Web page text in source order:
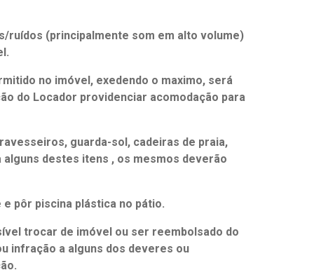
ruídos (principalmente som em alto volume)
no imóvel, exedendo o maximo, será
do Locador providenciar acomodação para
guarda-sol, cadeiras de praia,
destes itens , os mesmos deverão
pôr piscina plástica no pátio.
trocar de imóvel ou ser reembolsado do
infração a alguns dos deveres ou